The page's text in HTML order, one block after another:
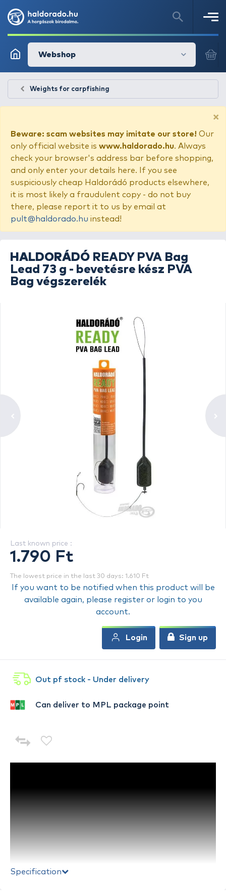
Webshop
Weights for carpfishing
×
Beware: scam websites may imitate our store! Our
only official website is www.haldorado.hu. Always
check your browser's address bar before shopping,
and only enter your details here. If you see
suspiciously cheap Haldorádó products elsewhere,
it is most likely a fraudulent copy - do not buy
there, please report it to us by email at
pult@haldorado.hu instead!
HALDORÁDÓ READY PVA Bag
Lead 73 g - bevetésre kész PVA
Bag végszerelék
Specification
Out pf stock - Under delivery
Can deliver to MPL package point
Last known price :
1.790 Ft
The lowest price in the last 30 days: 1.610 Ft
If you want to be notified when this product will be
available again, please register or login to you
account.
Login Sign up